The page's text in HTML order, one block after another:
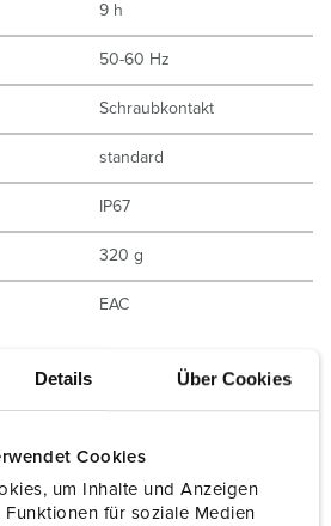
Details Über Cookies
Cookies
um Inhalte und Anzeigen
für soziale Medien
9 h
50-60 Hz
Schraubkontakt
standard
IP67
320 g
EAC